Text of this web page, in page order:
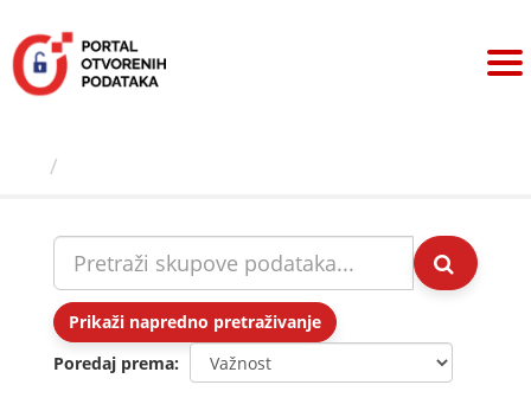
sadržaj
Prikaži napredno pretraživanje
Poredaj prema